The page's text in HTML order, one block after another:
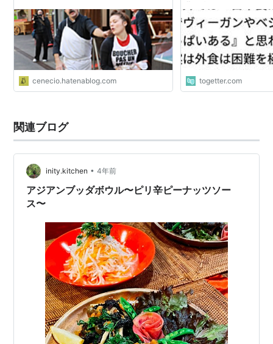
cenecio.hatenablog.com
らしい
togetter.com
関連ブログ
inity.kitchen • 4年前
アジアンブッダボウル〜ピリ辛ピーナッツソー
ス〜